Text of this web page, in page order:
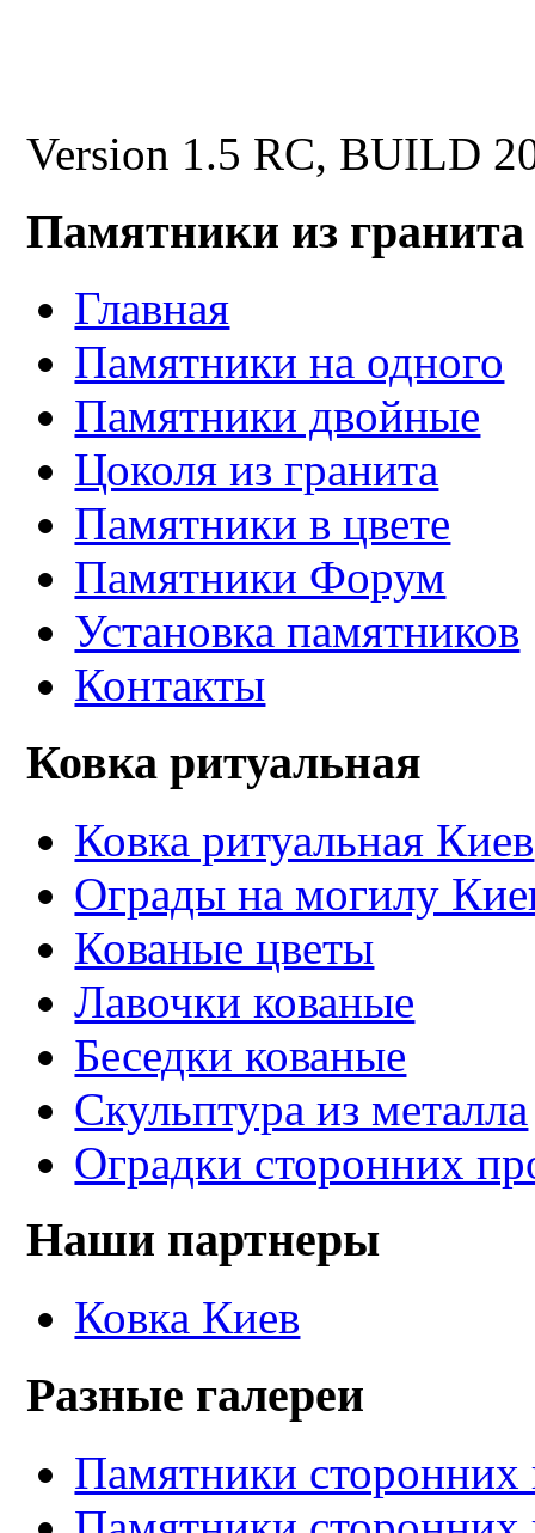
Version 1.5 RC, BUILD
Памятники из гранита
Главная
Памятники на одного
Памятники двойные
Цоколя из гранита
Памятники в цвете
Памятники Форум
Установка памятников
Контакты
Ковка ритуальная
Ковка ритуальная Киев
Ограды на могилу
Кованые цветы
Лавочки кованые
Беседки кованые
Скульптура из металла
Оградки сторонних
Наши партнеры
Ковка Киев
Разные галереи
Памятники сторонних